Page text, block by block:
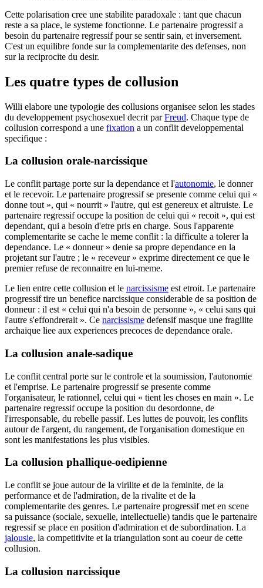
Cette polarisation cree une stabilite paradoxale : tant que chacun
reste a sa place, le systeme fonctionne. Le partenaire progressif a
besoin du partenaire regressif pour se sentir sain, et inversement.
C'est un equilibre fonde sur la complementarite des defenses, non
sur la reciprocite du desir.
Les quatre types de collusion
Willi elabore une typologie des collusions organisee selon les stades
du developpement psychosexuel decrit parFreud. Chaque type de
collusion correspond a une fixation a un conflit developpemental
specifique :
La collusion orale-narcissique
Le conflit partage porte sur la dependance et l'autonomie, le donner
et le recevoir. Le partenaire progressif se presente comme celui qui «
donne tout », qui « nourrit » l'autre, qui est genereux et altruiste. Le
partenaire regressif occupe la position de celui qui « recoit », qui est
dependant, qui a besoin d'etre pris en charge. Sous l'apparente
complementarite se cache le meme conflit : la difficulte a tolerer la
dependance. Le « donneur » denie sa propre dependance en la
projetant sur l'autre ; le « receveur » exprime directement ce que le
premier refuse de reconnaitre en lui-meme.
Le lien entre cette collusion et le narcissisme est etroit. Le partenaire
progressif tire un benefice narcissique considerable de sa position de
donneur : il est « celui qui n'a besoin de personne », « celui sans qui
l'autre s'effondrerait ». Ce narcissisme defensif masque une fragilite
archaique liee aux experiences precoces de dependance orale.
La collusion anale-sadique
Le conflit central porte sur le controle et la soumission, l'autonomie
et l'emprise. Le partenaire progressif se presente comme
l'organisateur, le rationnel, celui qui « tient les choses en main ». Le
partenaire regressif occupe la position du desordonne, de
l'irresponsable, du rebelle passif. Les luttes de pouvoir, les conflits
autour de l'argent, du rangement, de l'organisation domestique en
sont les manifestations les plus visibles.
La collusion phallique-oedipienne
Le conflit se joue autour de la virilite et de la feminite, de la
performance et de l'admiration, de la rivalite et de la
complementarite des genres. Le partenaire progressif met en scene
sa puissance (sociale, sexuelle, intellectuelle) tandis que le partenaire
regressif se place en position d'admiration et de subordination. La
jalousie, la competitivite et la triangulation sont au coeur de cette
collusion.
La collusion narcissique